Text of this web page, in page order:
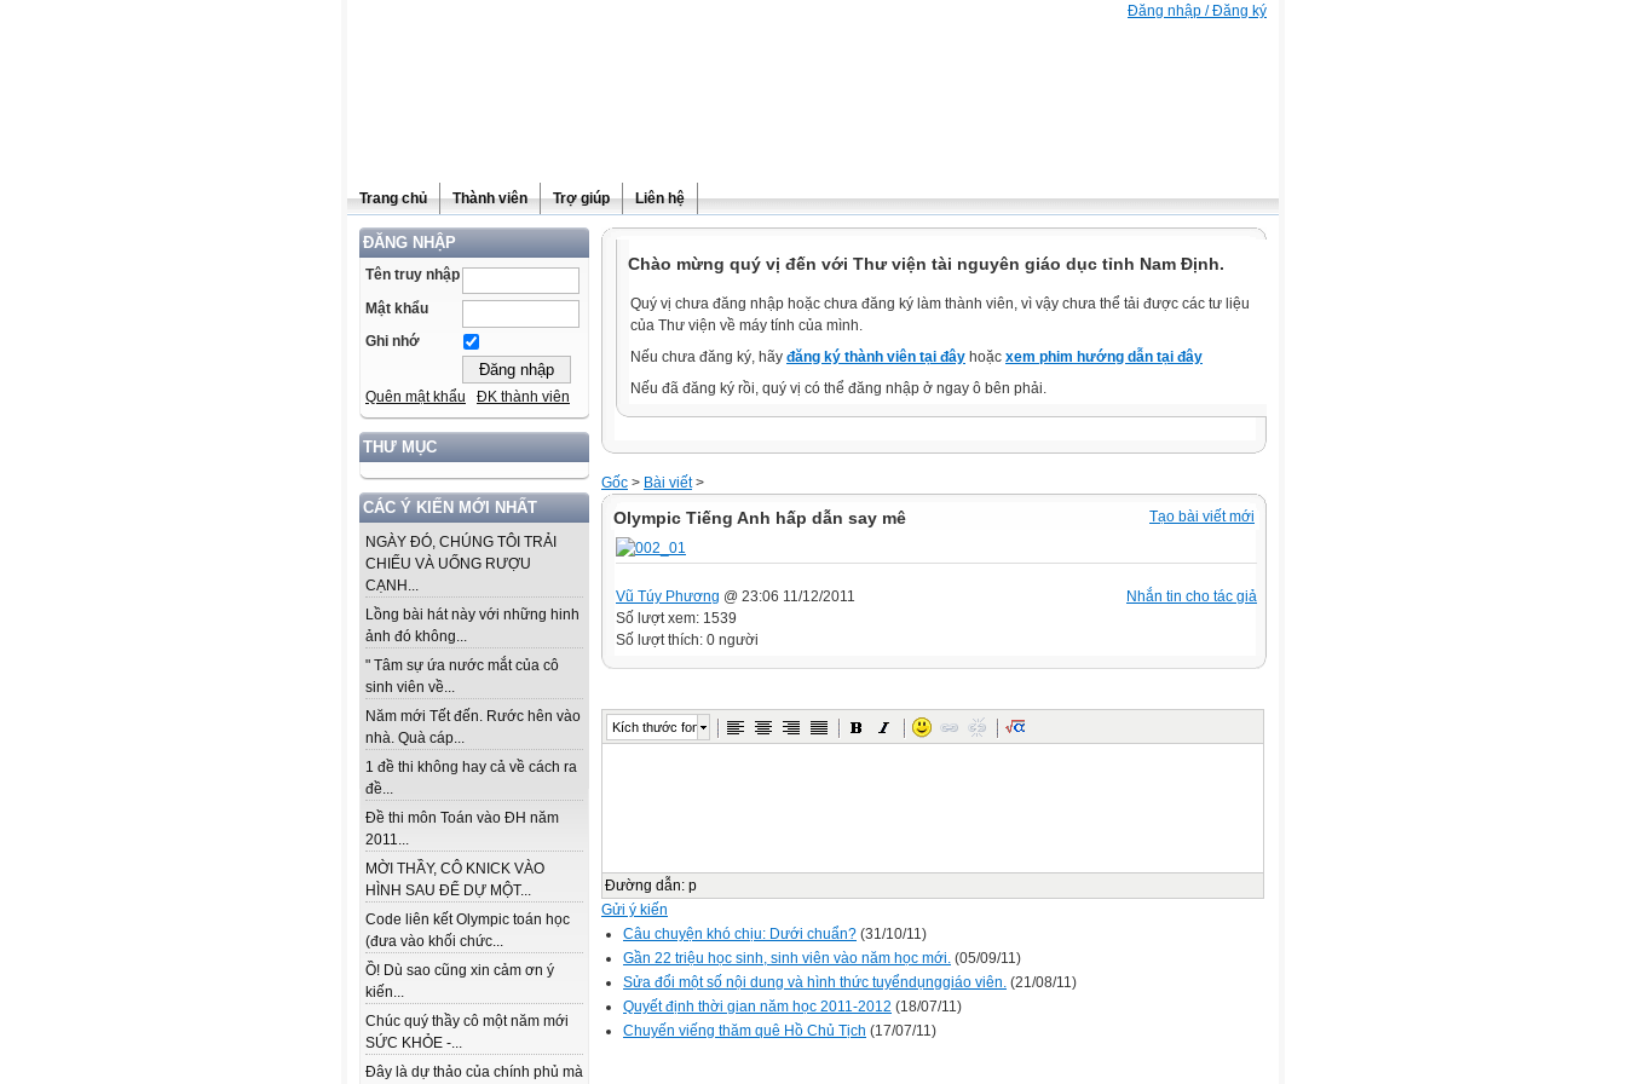
Đăng nhập / Đăng ký
Trang chủ Thành viên Trợ giúp Liên hệ
ĐĂNG NHẬP
Tên truy nhập
Mật khẩu
Ghi nhớ
Quên mật khẩu ĐK thành viên
THƯ MỤC
CÁC Ý KIẾN MỚI NHẤT
NGÀY ĐÓ, CHÚNG TÔI TRẢI
CHIẾU VÀ UỐNG RƯỢU
CẠNH...
Lồng bài hát này với những hinh
ảnh đó không...
" Tâm sự ứa nước mắt của cô
sinh viên về...
Năm mới Tết đến. Rước hên vào
nhà. Quà cáp...
1 đề thi không hay cả về cách ra
đề...
Đề thi môn Toán vào ĐH năm
2011...
MỜI THẦY, CÔ KNICK VÀO
HÌNH SAU ĐỂ DỰ MỘT...
Code liên kết Olympic toán học
(đưa vào khối chức...
Ồ! Dù sao cũng xin cảm ơn ý
kiến...
Chúc quý thầy cô một năm mới
SỨC KHỎE -...
Đây là dự thảo của chính phủ mà
Chào mừng quý vị đến với Thư viện tài nguyên giáo dục tỉnh Nam Định.
Quý vị chưa đăng nhập hoặc chưa đăng ký làm thành viên, vì vậy chưa thể tải được các tư liệu
của Thư viện về máy tính của mình.
Nếu chưa đăng ký, hãy đăng ký thành viên tại đây hoặc xem phim hướng dẫn tại đây
Nếu đã đăng ký rồi, quý vị có thể đăng nhập ở ngay ô bên phải.
Gốc > Bài viết>
Tạo bài viết mới
Olympic Tiếng Anh hấp dẫn say mê
Nhắn tin cho tác giả
Vũ Túy Phương @ 23:06 11/12/2011
Số lượt xem: 1539
Số lượt thích: 0 người
Kích thước font
Đường dẫn: p
Gửi ý kiến
Câu chuyện khó chịu: Dưới chuẩn? (31/10/11)
Gần 22 triệu học sinh, sinh viên vào năm học mới. (05/09/11)
Sửa đổi một số nội dung và hình thức tuyểndụnggiáo viên. (21/08/11)
Quyết định thời gian năm học 2011-2012 (18/07/11)
Chuyến viếng thăm quê Hồ Chủ Tịch (17/07/11)